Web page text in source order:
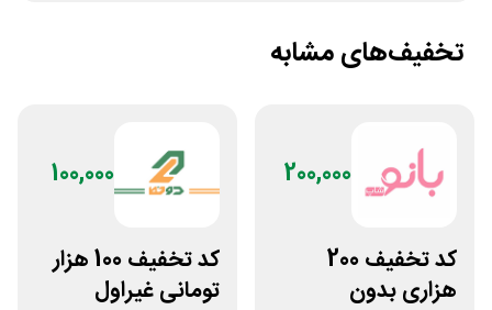
تخفیف‌های مشابه
200,000
کد تخفیف 200
هزاری بدون
100,000
کد تخفیف 100 هزار
تومانی غیراول